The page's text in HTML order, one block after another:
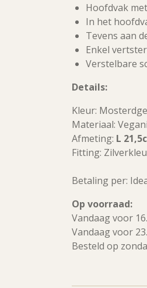
Hoofdvak
In het
Tevens aan
Enkel
Verstelbare
Details:
Kleur:
Materiaal:
Afmeting: L
Fitting:
Betaling per:
Op voorraad:
Vandaag voor
Vandaag voor
Besteld op